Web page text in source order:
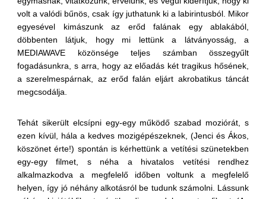
volt a valódi bűnös, csak így juthatunk ki a labirintusból. Mikor
egyesével kimászunk az erőd falának egy ablakából,
döbbenten látjuk, hogy mi lettünk a látványosság, a
MEDIAWAVE közönsége teljes számban összegyűlt
fogadásunkra, s arra, hogy az előadás két tragikus hősének,
a szerelmespárnak, az erőd falán eljárt akrobatikus táncát
megcsodálja.
Tehát sikerült elcsípni egy-egy működő szabad moziórát, s
ezen kívül, hála a kedves mozigépészeknek, (Jenci és Ákos,
köszönet érte!) spontán is kérhettünk a vetítési szünetekben
egy-egy filmet, s néha a hivatalos vetítési rendhez
alkalmazkodva a megfelelő időben voltunk a megfelelő
helyen, így jó néhány alkotásról be tudunk számolni. Lássunk